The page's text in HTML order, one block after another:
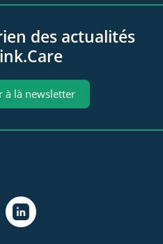
des actualités
à là newsletter